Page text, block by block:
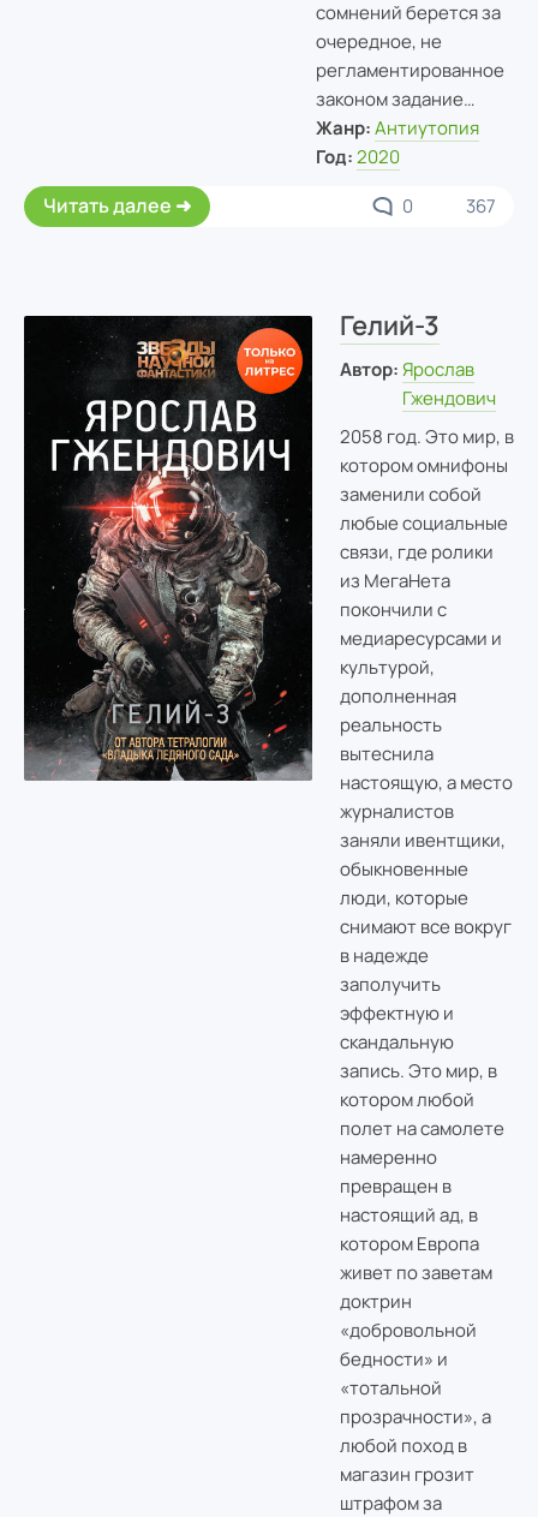
сомнений берется за
очередное, не
регламентированное
законом задание…
Жанр: Антиутопия
Год: 2020
Читать далее 0 367
Гелий-3
Автор: Ярослав
Гжендович
2058 год. Это мир, в
котором омнифоны
заменили собой
любые социальные
связи, где ролики
из МегаНета
покончили с
медиаресурсами и
культурой,
дополненная
реальность
вытеснила
настоящую, а место
журналистов
заняли ивентщики,
обыкновенные
люди, которые
снимают все вокруг
в надежде
заполучить
эффектную и
скандальную
запись. Это мир, в
котором любой
полет на самолете
намеренно
превращен в
настоящий ад, в
котором Европа
живет по заветам
доктрин
«добровольной
бедности» и
«тотальной
прозрачности», а
любой поход в
магазин грозит
штрафом за